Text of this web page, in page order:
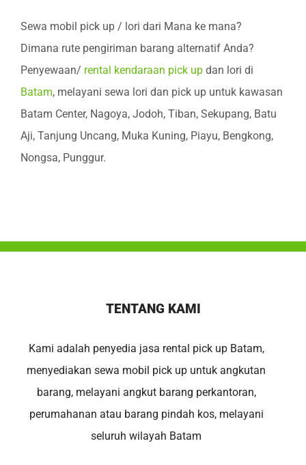
Sewa mobil pick up / lori dari Mana ke mana?
Dimana rute pengiriman barang alternatif Anda?
Penyewaan/ rental kendaraan pick up dan lori di
Batam, melayani sewa lori dan pick up untuk kawasan
Batam Center, Nagoya, Jodoh, Tiban, Sekupang, Batu
Aji, Tanjung Uncang, Muka Kuning, Piayu, Bengkong,
Nongsa, Punggur.
TENTANG KAMI
Kami adalah penyedia jasa rental pick up Batam,
menyediakan sewa mobil pick up untuk angkutan
barang, melayani angkut barang perkantoran,
perumahanan atau barang pindah kos, melayani
seluruh wilayah Batam